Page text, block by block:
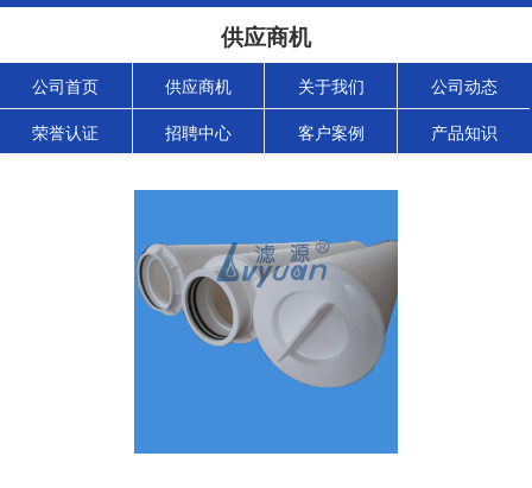
供应商机
公司首页 供应商机 关于我们 公司动态
荣誉认证 招聘中心 客户案例 产品知识